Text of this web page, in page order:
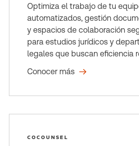
Optimiza el trabajo de tu
automatizados, gestión
y espacios de colaboración
para estudios jurídicos y
legales que buscan eficiencia
Conocer más
COCOUNSEL